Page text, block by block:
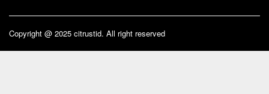
Copyright @ 2025 citrustid. All right reserved